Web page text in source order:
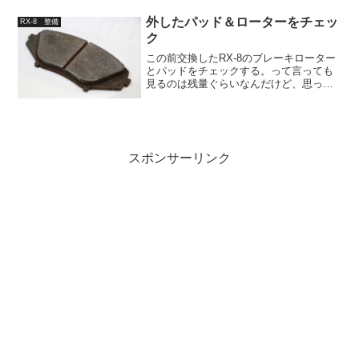
間にあるドリンクホルダ...
RX-8 整備
外したパッド＆ローターをチェッ
ク
この前交換したRX-8のブレーキローター
とパッドをチェックする。って言っても
見るのは残量ぐらいなんだけど、思って
スポンサーリンク